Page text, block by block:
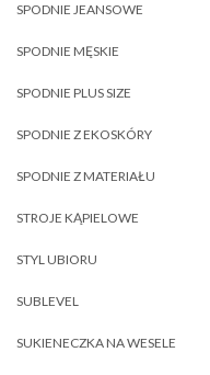
SPODNIE JEANSOWE
SPODNIE MĘSKIE
SPODNIE PLUS SIZE
SPODNIE Z EKOSKÓRY
SPODNIE Z MATERIAŁU
STROJE KĄPIELOWE
STYL UBIORU
SUBLEVEL
SUKIENECZKA NA WESELE